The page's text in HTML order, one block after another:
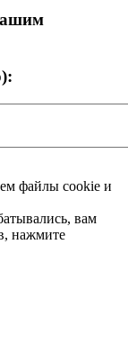
файлы cookie и
вам
нажмите